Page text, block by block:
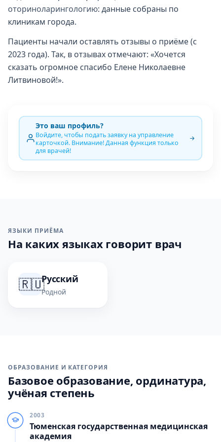
оториноларингологию: данные собраны по
клиникам города.
Пациенты начали оставлять отзывы о приёме (с
2023 года). Так, в отзывах отмечают: «Хочется
сказать огромное спасибо Елене Николаевне
Литвиновой!».
Это ваш профиль?
Войдите, чтобы подать заявку на управление
карточкой. Внимание! Данная функция только
для врачей!
ЯЗЫКИ ПРИЁМА
На каких языках говорит врач
🇷🇺Русский
Родной
ОБРАЗОВАНИЕ И КАТЕГОРИЯ
Базовое образование, ординатура,
учёная степень
2003
Тюменская государственная медицинская
академия